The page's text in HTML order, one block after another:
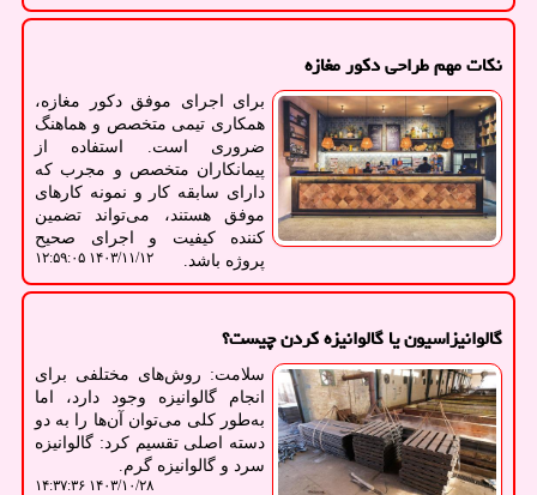
نکات مهم طراحی دکور مغازه
برای اجرای موفق دکور مغازه،
همکاری تیمی متخصص و هماهنگ
ضروری است. استفاده از
پیمانکاران متخصص و مجرب که
دارای سابقه کار و نمونه کارهای
موفق هستند، می‌تواند تضمین
کننده کیفیت و اجرای صحیح
پروژه باشد.
۱۴۰۳/۱۱/۱۲ ۱۲:۵۹:۰۵
گالوانیزاسیون یا گالوانیزه کردن چیست؟
سلامت: روش‌های مختلفی برای
انجام گالوانیزه وجود دارد، اما
به‌طور کلی می‌توان آن‌ها را به دو
دسته اصلی تقسیم کرد: گالوانیزه
سرد و گالوانیزه گرم.
۱۴۰۳/۱۰/۲۸ ۱۴:۳۷:۳۶